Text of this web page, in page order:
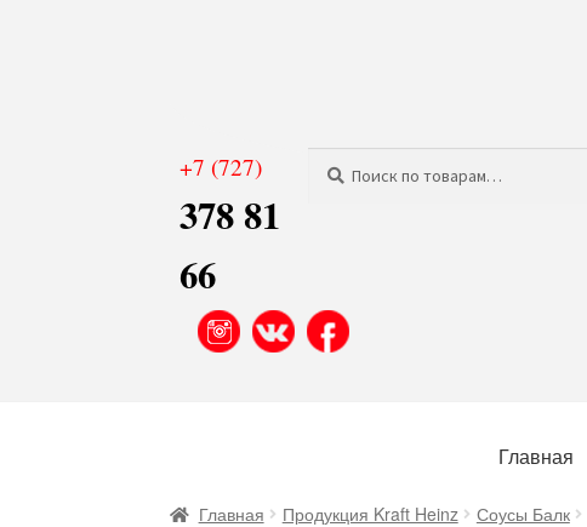
+7 (727)
378 81
66
Главная
Главная Продукция Kraft Heinz Соусы Балк